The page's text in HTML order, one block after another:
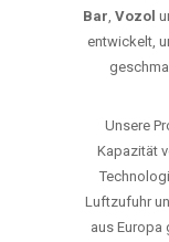
Bar, Vozol
entwickelt,
Unsere
Kapazität
Luftzufuhr
aus Europa